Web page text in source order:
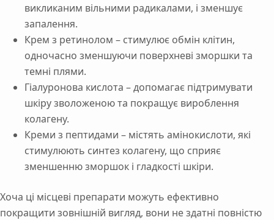
викликаним вільними радикалами, і зменшує
запалення.
Крем з ретинолом – стимулює обмін клітин,
одночасно зменшуючи поверхневі зморшки та
темні плями.
Гіалуронова кислота – допомагає підтримувати
шкіру зволоженою та покращує вироблення
колагену.
Креми з пептидами – містять амінокислоти, які
стимулюють синтез колагену, що сприяє
зменшенню зморшок і гладкості шкіри.
Хоча ці місцеві препарати можуть ефективно
покращити зовнішній вигляд, вони не здатні повністю